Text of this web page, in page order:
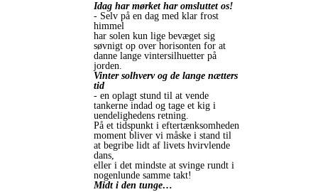
Idag har mørket har omsluttet os!
- Selv på en dag med klar frost
himmel
har solen kun lige bevæget sig
søvnigt op over horisonten for at
danne lange vintersilhuetter på
jorden.
Vinter solhverv og de lange nætters
tid
- en oplagt stund til at vende
tankerne indad og tage et kig i
uendelighedens retning.
På et tidspunkt i eftertænksomheden
moment bliver vi måske i stand til
at begribe lidt af livets hvirvlende
dans,
eller i det mindste at svinge rundt i
nogenlunde samme takt!
Midt i den tunge…